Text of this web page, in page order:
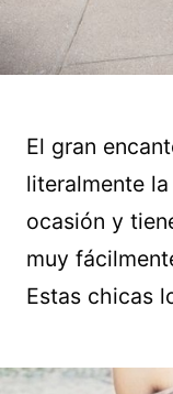
El gran
literalmente
ocasión y
muy
Estas chicas